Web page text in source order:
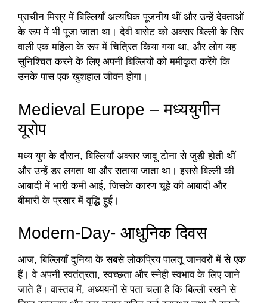
प्राचीन मिस्र में बिल्लियाँ अत्यधिक पूजनीय थीं और उन्हें देवताओं
के रूप में भी पूजा जाता था। देवी बासेट को अक्सर बिल्ली के सिर
वाली एक महिला के रूप में चित्रित किया गया था, और लोग यह
सुनिश्चित करने के लिए अपनी बिल्लियों को ममीकृत करेंगे कि
उनके पास एक खुशहाल जीवन होगा।
Medieval Europe – मध्ययुगीन
यूरोप
मध्य युग के दौरान, बिल्लियाँ अक्सर जादू टोना से जुड़ी होती थीं
और उन्हें डर लगता था और सताया जाता था। इससे बिल्ली की
आबादी में भारी कमी आई, जिसके कारण चूहे की आबादी और
बीमारी के प्रसार में वृद्धि हुई।
Modern-Day- आधुनिक दिवस
आज, बिल्लियाँ दुनिया के सबसे लोकप्रिय पालतू जानवरों में से एक
हैं। वे अपनी स्वतंत्रता, स्वच्छता और स्नेही स्वभाव के लिए जाने
जाते हैं। वास्तव में, अध्ययनों से पता चला है कि बिल्ली रखने से